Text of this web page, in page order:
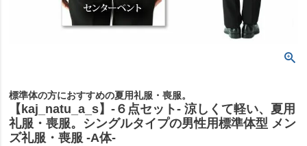
標準体の方におすすめの夏用礼服・喪服。
【kaj_natu_a_s】-６点セット- 涼しくて軽い、夏用
礼服・喪服。シングルタイプの男性用標準体型 メン
ズ礼服・喪服 -A体-